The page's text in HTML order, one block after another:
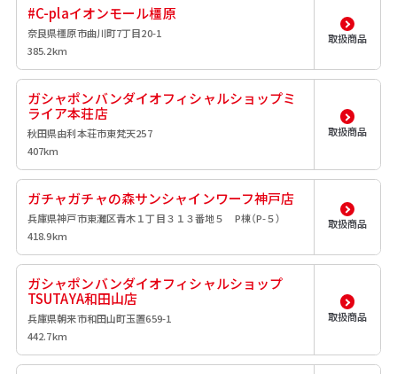
#C-plaイオンモール橿原
奈良県橿原市曲川町7丁目20-1
385.2km
取扱商品
ガシャポンバンダイオフィシャルショップミ
ライア本荘店
秋田県由利本荘市東梵天257
407km
取扱商品
ガチャガチャの森サンシャインワーフ神戸店
兵庫県神戸市東灘区青木１丁目３１３番地５ P棟（P-５）
418.9km
取扱商品
ガシャポンバンダイオフィシャルショップ
TSUTAYA和田山店
兵庫県朝来市和田山町玉置659-1
442.7km
取扱商品